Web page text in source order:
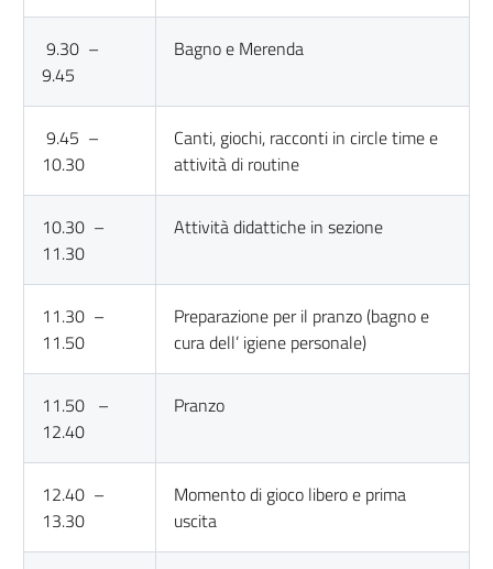
9.30 –
9.45
Bagno e Merenda
9.45 –
10.30
Canti, giochi, racconti in circle time e
attività di routine
10.30 –
11.30
Attività didattiche in sezione
11.30 –
11.50
Preparazione per il pranzo (bagno e
cura dell’ igiene personale)
11.50 –
12.40
Pranzo
12.40 –
13.30
Momento di gioco libero e prima
uscita